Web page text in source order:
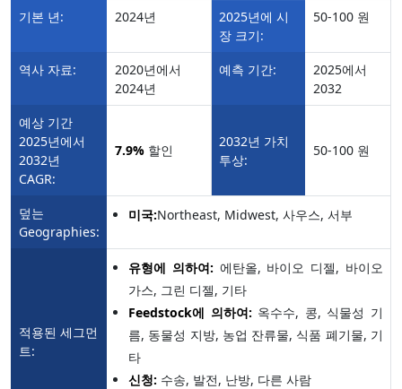
기본 년:
2024년
2025년에 시
장 크기:
50-100 원
역사 자료:
2020년에서
2024년
예측 기간:
2025에서
2032
예상 기간
2025년에서
2032년
CAGR:
7.9% 할인
2032년 가치
투상:
50-100 원
덮는
Geographies:
미국:Northeast, Midwest, 사우스, 서부
적용된 세그먼
트:
유형에 의하여: 에탄올, 바이오 디젤, 바이오
가스, 그린 디젤, 기타
Feedstock에 의하여: 옥수수, 콩, 식물성 기
름, 동물성 지방, 농업 잔류물, 식품 폐기물, 기
타
신청: 수송, 발전, 난방, 다른 사람